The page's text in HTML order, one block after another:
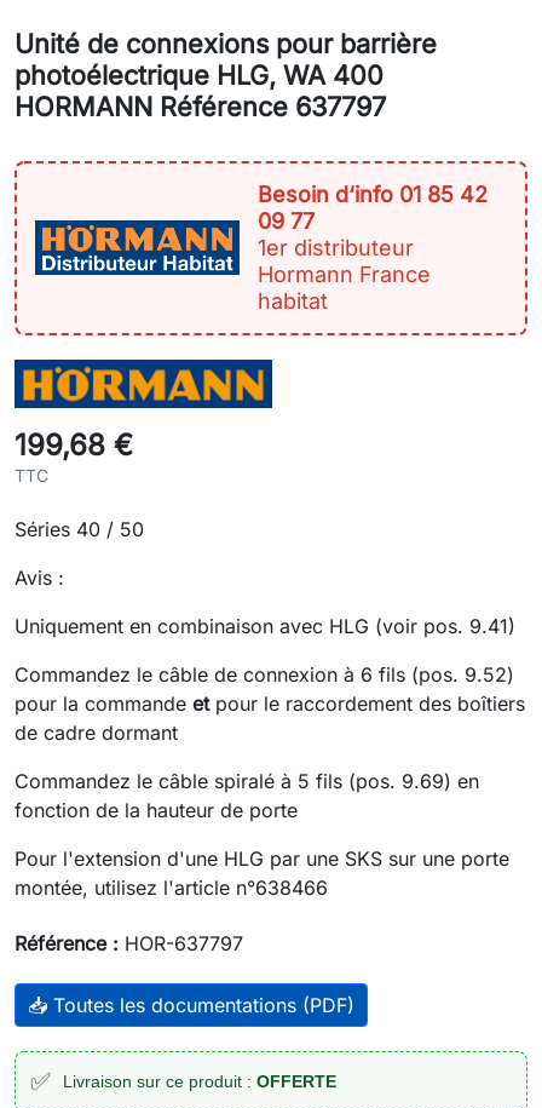
Unité de connexions pour barrière
photoélectrique HLG, WA 400
HORMANN Référence 637797
Besoin d‘info 01 85 42
09 77
1er distributeur
Hormann France
habitat
199,68 €
TTC
Séries 40 / 50
Avis :
Uniquement en combinaison avec HLG (voir pos. 9.41)
Commandez le câble de connexion à 6 fils (pos. 9.52)
pour la commande etpour le raccordement des boîtiers
de cadre dormant
Commandez le câble spiralé à 5 fils (pos. 9.69) en
fonction de la hauteur de porte
Pour l'extension d'une HLG par une SKS sur une porte
montée, utilisez l'article n°638466
Référence : HOR-637797
📥 Toutes les documentations (PDF)
✅ Livraison sur ce produit : OFFERTE